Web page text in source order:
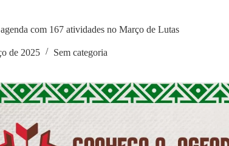
com 167 atividades no Março de Lutas
de 2025 Sem categoria